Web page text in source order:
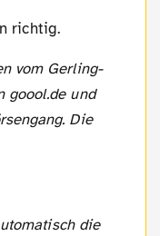
richtig.
goool.de und
Die